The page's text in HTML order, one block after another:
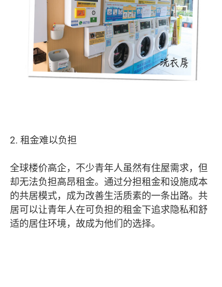
2. 租金难以负担
全球楼价高企，不少青年人虽然有住屋需求，但
却无法负担高昂租金。通过分担租金和设施成本
的共居模式，成为改善生活质素的一条出路。共
居可以让青年人在可负担的租金下追求隐私和舒
适的居住环境，故成为他们的选择。